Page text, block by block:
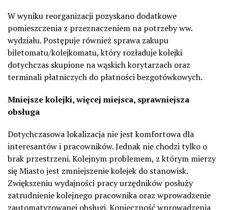
W wyniku reorganizacji pozyskano dodatkowe
pomieszczenia z przeznaczeniem na potrzeby ww.
wydziału. Postępuje również sprawa zakupu
biletomatu/kolejkomatu, który rozładuje kolejki
dotychczas skupione na wąskich korytarzach oraz
terminali płatniczych do płatności bezgotówkowych.
Mniejsze kolejki, więcej miejsca, sprawniejsza
obsługa
Dotychczasowa lokalizacja nie jest komfortowa dla
interesantów i pracowników. Jednak nie chodzi tylko o
brak przestrzeni. Kolejnym problemem, z którym mierzy
się Miasto jest zmniejszenie kolejek do stanowisk.
Zwiększeniu wydajności pracy urzędników posłuży
zatrudnienie kolejnego pracownika oraz wprowadzenie
zautomatyzowanej obsługi. Konieczność wprowadzenia